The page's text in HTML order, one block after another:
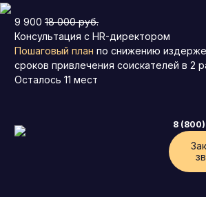
9 900 18 000 руб.
Консультация с HR-директором
Пошаговый план по снижению
сроков привлечения соискателей в 2
Осталось 11 мест
8